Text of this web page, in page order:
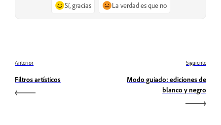
Sí, gracias La verdad es que no
Anterior
Filtros artísticos
Siguiente
Modo guiado: ediciones de
blanco y negro